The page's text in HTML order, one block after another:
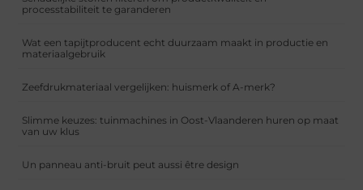
processtabiliteit te garanderen
Wat een tapijtproducent echt duurzaam maakt in productie en
materiaalgebruik
Zeefdrukmateriaal vergelijken: huismerk of A-merk?
Slimme keuzes: tuinmachines in Oost-Vlaanderen huren op maat
van uw klus
Un panneau anti-bruit peut aussi être design